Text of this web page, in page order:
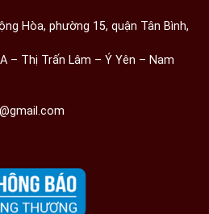
Hòa, phường 15, quận Tân Bình,
– Thị Trấn Lâm – Ý Yên – Nam